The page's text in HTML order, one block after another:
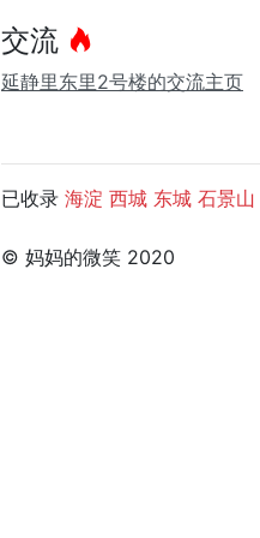
交流
延静里东里2号楼的交流主页
已收录 海淀 西城 东城 石景山
© 妈妈的微笑 2020